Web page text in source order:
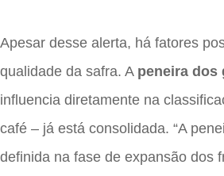
Apesar desse alerta, há fatores
qualidade da safra. A peneira dos
influencia diretamente na
café – já está consolidada. “A
definida na fase de expansão dos